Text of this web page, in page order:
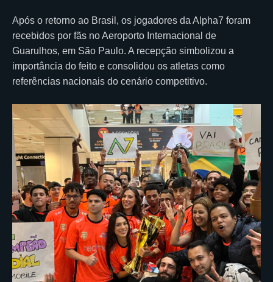
Após o retorno ao Brasil, os jogadores da Alpha7 foram
recebidos por fãs no Aeroporto Internacional de
Guarulhos, em São Paulo. A recepção simbolizou a
importância do feito e consolidou os atletas como
referências nacionais do cenário competitivo.